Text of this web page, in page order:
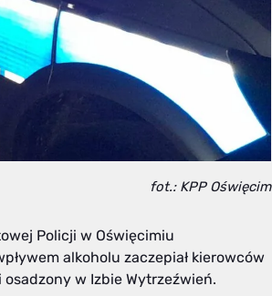
fot.: KPP Oświęcim
Policji w Oświęcimiu
alkoholu zaczepiał kierowców
w Izbie Wytrzeźwień.